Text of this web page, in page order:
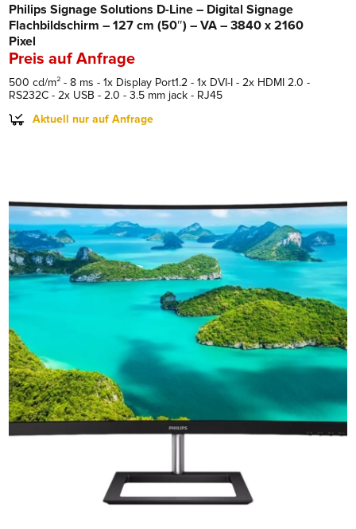
Philips Signage Solutions D-Line – Digital Signage
Flachbildschirm – 127 cm (50″) – VA – 3840 x 2160
Pixel
Preis auf Anfrage
500 cd/m² - 8 ms - 1x Display Port1.2 - 1x DVI-I - 2x HDMI 2.0 -
RS232C - 2x USB - 2.0 - 3.5 mm jack - RJ45
Aktuell nur auf Anfrage